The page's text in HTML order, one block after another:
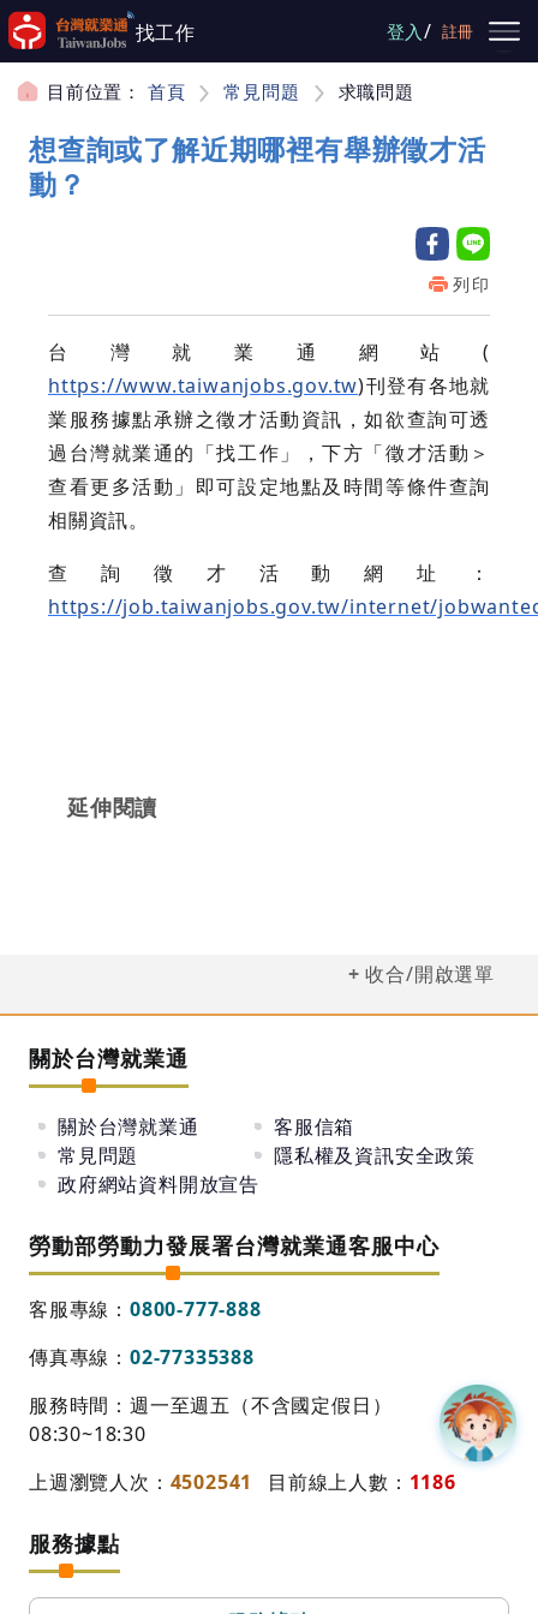
跳到主要內容
找工作 登入/ 註冊
目前位置： 首頁 常見問題 求職問題
想查詢或了解近期哪裡有舉辦徵才活
動？
列印
台灣就業通網站(
https://www.taiwanjobs.gov.tw)刊登有各地就
業服務據點承辦之徵才活動資訊，如欲查詢可透
過台灣就業通的「找工作」，下方「徵才活動＞
查看更多活動」即可設定地點及時間等條件查詢
相關資訊。
查詢徵才活動網址：
https://job.taiwanjobs.gov.tw/internet/
延伸閱讀
收合/開啟選單
關於台灣就業通
關於台灣就業通
客服信箱
常見問題
隱私權及資訊安全政策
政府網站資料開放宣告
勞動部勞動力發展署台灣就業通客服中心
客服專線： 0800-777-888
傳真專線： 02-77335388
服務時間：週一至週五（不含國定假日）
08:30~18:30
上週瀏覽人次： 4502541 目前線上人數： 1186
服務據點